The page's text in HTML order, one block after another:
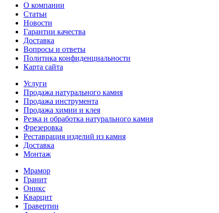
О компании
Статьи
Новости
Гарантии качества
Доставка
Вопросы и ответы
Политика конфиденциальности
Карта сайта
Услуги
Продажа натурального камня
Продажа инструмента
Продажа химии и клея
Резка и обработка натурального камня
Фрезеровка
Реставрация изделий из камня
Доставка
Монтаж
Мрамор
Гранит
Оникс
Кварцит
Травертин